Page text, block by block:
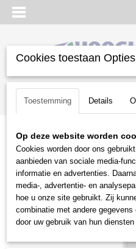
Inloggen Registreren
Home >Reiniging>
hogedrukreinigers>Husqvarna
Cookies toestaan Opties
Toestemming Details
Op deze website worden
Cookies worden door ons
aanbieden van sociale media-
informatie en advertenties.
media-, advertentie- en
hoe u onze site gebruikt. Zij
combinatie met andere
door uw gebruik van hun